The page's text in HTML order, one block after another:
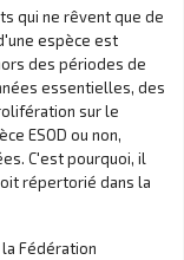
qui ne rêvent que de
espèce est
des périodes de
essentielles, des
sur le
ESOD ou non,
C'est pourquoi, il
répertorié dans la
Fédération